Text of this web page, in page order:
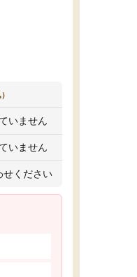
いません
いません
せください